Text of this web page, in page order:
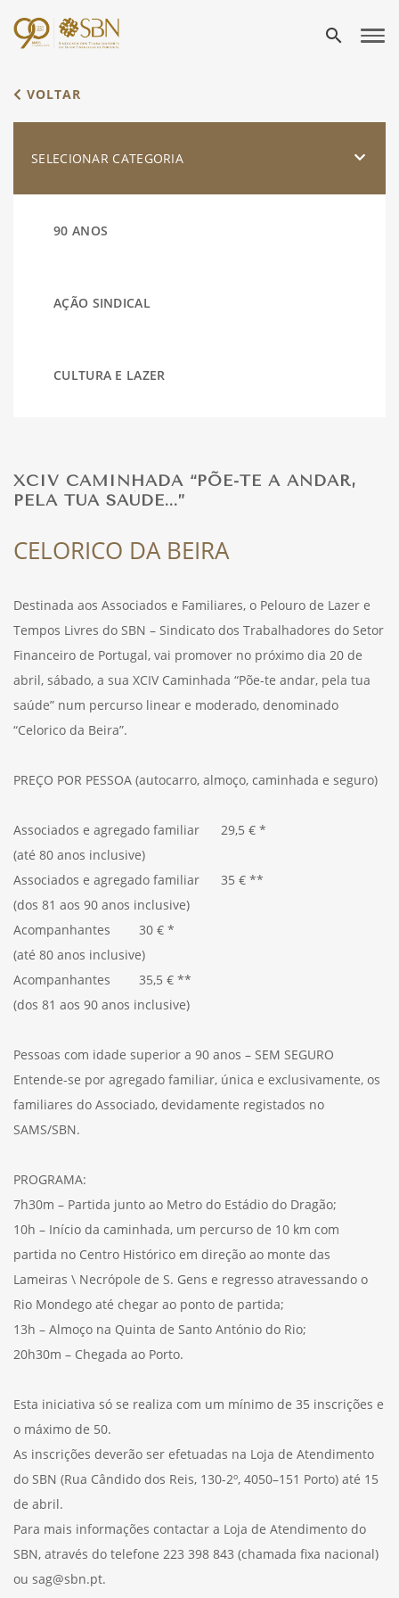
search
VOLTAR
SELECIONAR CATEGORIA
90 ANOS
AÇÃO SINDICAL
CULTURA E LAZER
XCIV CAMINHADA “PÕE-TE A ANDAR,
PELA TUA SAÚDE...”
CELORICO DA BEIRA
Destinada aos Associados e Familiares, o Pelouro de Lazer e
Tempos Livres do SBN – Sindicato dos Trabalhadores do Setor
Financeiro de Portugal, vai promover no próximo dia 20 de
abril, sábado, a sua XCIV Caminhada “Põe-te andar, pela tua
saúde” num percurso linear e moderado, denominado
“Celorico da Beira”.
PREÇO POR PESSOA (autocarro, almoço, caminhada e seguro)
Associados e agregado familiar 29,5 € *
(até 80 anos inclusive)
Associados e agregado familiar 35 € **
(dos 81 aos 90 anos inclusive)
Acompanhantes 30 € *
(até 80 anos inclusive)
Acompanhantes 35,5 € **
(dos 81 aos 90 anos inclusive)
Pessoas com idade superior a 90 anos – SEM SEGURO
Entende-se por agregado familiar, única e exclusivamente, os
familiares do Associado, devidamente registados no
SAMS/SBN.
PROGRAMA:
7h30m – Partida junto ao Metro do Estádio do Dragão;
10h – Início da caminhada, um percurso de 10 km com
partida no Centro Histórico em direção ao monte das
Lameiras \ Necrópole de S. Gens e regresso atravessando o
Rio Mondego até chegar ao ponto de partida;
13h – Almoço na Quinta de Santo António do Rio;
20h30m – Chegada ao Porto.
Esta iniciativa só se realiza com um mínimo de 35 inscrições e
o máximo de 50.
As inscrições deverão ser efetuadas na Loja de Atendimento
do SBN (Rua Cândido dos Reis, 130-2º, 4050–151 Porto) até 15
de abril.
Para mais informações contactar a Loja de Atendimento do
SBN, através do telefone 223 398 843 (chamada fixa nacional)
ou sag@sbn.pt.